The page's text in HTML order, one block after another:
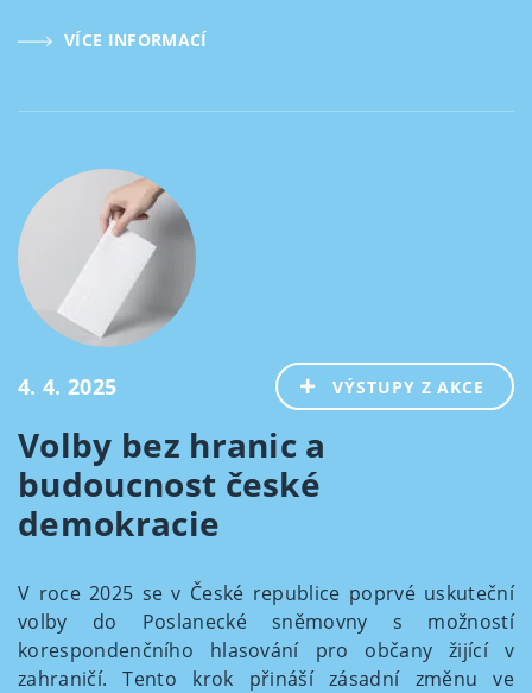
VÍCE INFORMACÍ
4. 4. 2025 VÝSTUPY Z AKCE
Volby bez hranic a
budoucnost české
demokracie
V roce 2025 se v České republice poprvé uskuteční
volby do Poslanecké sněmovny s možností
korespondenčního hlasování pro občany žijící v
zahraničí. Tento krok přináší zásadní změnu ve